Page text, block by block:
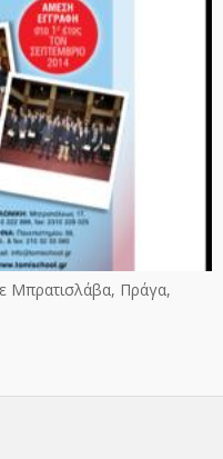
Μπρατισλάβα, Πράγα,